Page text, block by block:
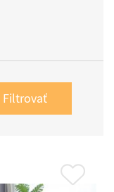
Filtrovať